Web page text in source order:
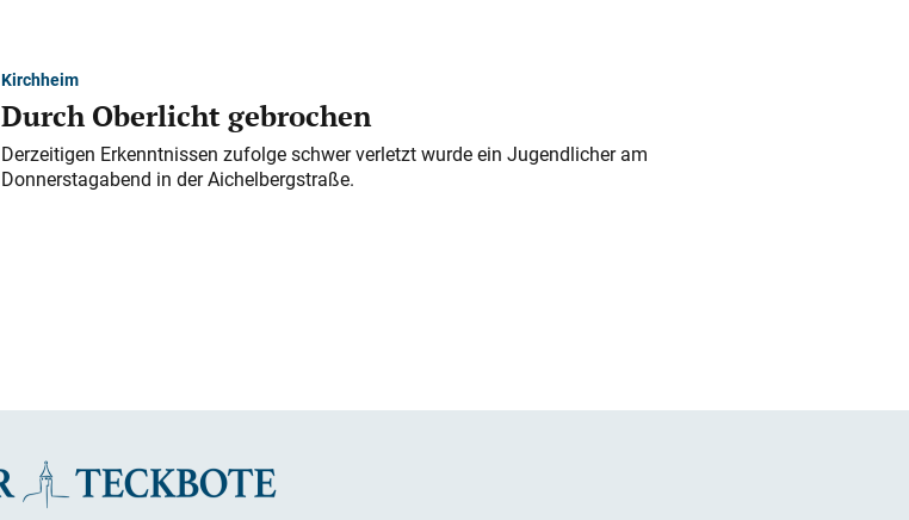
Kirchheim
Durch Oberlicht gebrochen
Derzeitigen Erkenntnissen zufolge schwer verletzt wurde ein Jugendlicher am
Donnerstagabend in der Aichelbergstraße.